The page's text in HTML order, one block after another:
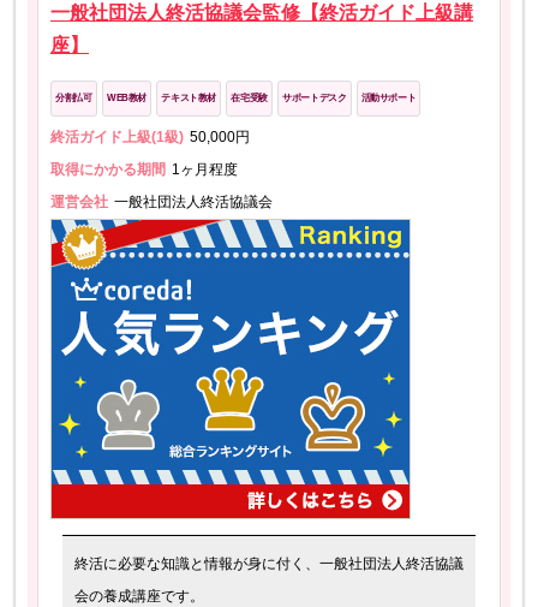
一般社団法人終活協議会監修【終活ガイド上級講
座】
分割払可 WEB教材 テキスト教材 在宅受験 サポートデスク 活動サポート
終活ガイド上級(1級) 50,000円
取得にかかる期間 1ヶ月程度
運営会社 一般社団法人終活協議会
終活に必要な知識と情報が身に付く、一般社団法人終活協議
会の養成講座です。